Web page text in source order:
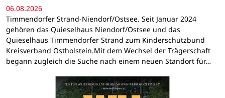
06.08.2026
Timmendorfer Strand-Niendorf/Ostsee. Seit Januar 2024
gehören das Quieselhaus Niendorf/Ostsee und das
Quieselhaus Timmendorfer Strand zum Kinderschutzbund
Kreisverband Ostholstein.Mit dem Wechsel der Trägerschaft
begann zugleich die Suche nach einem neuen Standort für…